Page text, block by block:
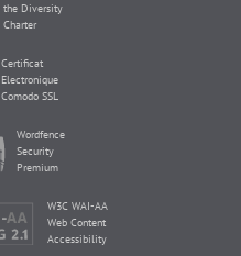
the Diversity
Charter
Certificat
Electronique
Comodo SSL
Wordfence
Security
Premium
W3C WAI-AA
Web Content
Accessibility